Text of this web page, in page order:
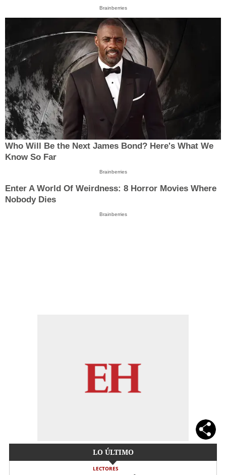
Brainberries
Who Will Be the Next James Bond? Here's What We
Know So Far
Brainberries
Enter A World Of Weirdness: 8 Horror Movies Where
Nobody Dies
Brainberries
LO ÚLTIMO
LECTORES